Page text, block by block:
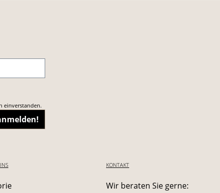
einverstanden.
KONTAKT
Wir beraten Sie gerne: